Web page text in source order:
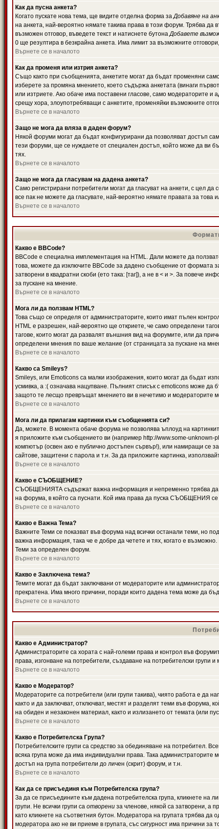
Как да пусна анкета?
Когато пускате нова тема, ще видите отделна форма заДобавяне на
на анкета, най-вероятно нямате такива права в този форум. Трябва да
възможен отговор, въведете текст и натиснете бутонаДобавете
0 ще резултира в безкрайна анкета. Има лимит за възможните
Върнете се в началото
Как да променя или изтрия анкета?
Също както при съобщенията, анкетите могат да бъдат променяни
изберете за промяна мнението, което съдържа анкетата (винаги
или изтриете. Ако обаче има поставени гласове, само модераторите и
срещу хора, злоупотребяващи с анкетите, променяйки възможните
Върнете се в началото
Защо не мога да вляза в даден форум?
Някой форуми могат да бъдат конфигурирани да позволяват достъп
тези форуми, ще се нуждаете от специален достъп, който може да ви
тях.
Върнете се в началото
Защо не мога да гласувам на дадена анкета?
Само регистрирани потребители могат да гласуват на анкети, с цел
все пак не можете да гласувате, най-вероятно нямате правата за това
Върнете се в началото
Какво е BBCode?
BBCode е специална имплементация на HTML. Дали можете да
това, можете да изключите BBCode за дадено съобщение от формата
затворени в квадратни скоби (ето така: [таг]), а не в < и >. За повече
за пускане на мнение.
Върнете се в началото
Мога ли да ползвам HTML?
Това също се определя от администраторите, които имат пълен
HTML е разрешен, най-вероятно ще откриете, че само определени
тагове, които могат да развалят външния вид на форумите, или да
определени мнения по ваше желание (от страницата за пускане на
Върнете се в началото
Какво са Smileys?
Smileys, или Emoticons са малки изображения, които могат да бъдат
усмивка, а :( означава нацупване. Пълният списък с emoticons може да
защото те лесщо превръщат мнението ви в нечетимо и модераторите
Върнете се в началото
Мога ли да прилагам картинки към съобщенията си?
Да, можете. В момента обаче форума не позволява ъплоуд на
я приложите към съобщението ви (например http://www.some-
компютър (освен ако е публично достъпен сървър!), или намиращи се
сайтове, защитени с парола и т.н. За да приложите картинка,
Върнете се в началото
Какво е СЪОБЩЕНИЕ?
СЪОБЩЕНИЯТА съдържат важна информация и непременно трябва да
на форума, в който са пуснати. Кой има права да пуска СЪОБЩЕНИЯ се
Върнете се в началото
Какво е Важна Тема?
Важните Теми се показват във форума над всички останали теми,
важна информация, така че е добре да четете и тях, когато е
Теми за определен форум.
Върнете се в началото
Какво е Заключена тема?
Темите могат да бъдат заключвани от модераторите или
прекратена. Има много причини, поради които дадена тема може да
Върнете се в началото
Какво е Администратор?
Администраторите са хората с най-големи права и контрол във
права, изгонване на потребители, създаване на потребителски групи
Върнете се в началото
Какво е Модератор?
Модераторите са потребители (или групи такива), чиято работа е да
както и да заключват, отключват, местят и разделят теми във форума,
на обиден и незаконен материал, както и излизането от темата (или
Върнете се в началото
Какво е Потребителска Група?
Потребителските групи са средство за обединяване на потребител.
всяка група може да има индивидуални права. Така
достъп на група потребители до личен (скрит) форум, и т.н.
Върнете се в началото
Как да се присъединя към Потребителска група?
За да се присъедините към дадена потребителска група, кликнете на
групи. Не всички групи са отворени за членове, някой са затворени, а
като кликнете на съответния бутон. Модератора на групата трябва
модератора ако не ви приеме в групата, със сигурност има причини за